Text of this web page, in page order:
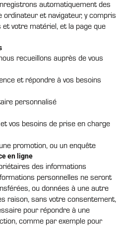
automatiquement des
et navigateur, y compris
votre matériel, et la page que
recueillons auprès de vous
et répondre à vos besoins
personnalisé
vos besoins de prise en charge
promotion, ou un enquête
en ligne
des informations
personnelles ne seront
ou données à une autre
raison, sans votre consentement,
pour répondre à une
comme par exemple pour